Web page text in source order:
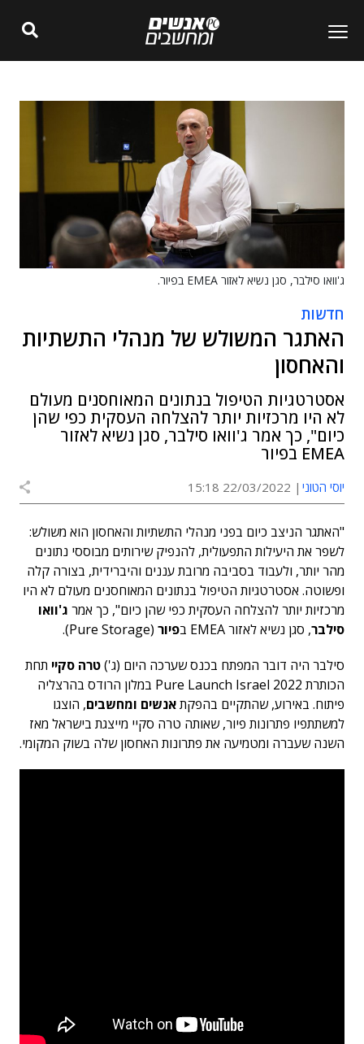
ג'וואו סילבר, סגן נשיא לאזור EMEA בפיור.
חדשות
האתגר המשולש של מנהלי התשתיות
והאחסון
אסטרטגיות הטיפול בנתונים המאוחסנים מעולם
לא היו מרכזיות יותר להצלחה העסקית כפי שהן
כיום", כך אמר ג'וואו סילבר, סגן נשיא לאזור
EMEA בפיור
יוסי הטוני 22/03/2022 15:18
"האתגר הניצב כיום בפני מנהלי התשתיות והאחסון הוא משולש:
לשפר את היעילות התפעולית, להנפיק שירותים מבוססי נתונים
מהר יותר, ולעבוד בסביבה מרובת עננים והיברידית, בצורה קלה
ופשוטה. אסטרטגיות הטיפול בנתונים המאוחסנים מעולם לא היו
מרכזיות יותר להצלחה העסקית כפי שהן כיום", כך אמר ג'וואו
סילבר, סגן נשיא לאזור EMEA ב פיור (Pure Storage).
סילבר היה דובר המפתח בכנס שערכה היום (ג')טרה סקיי תחת
הכותרת Pure Launch Israel 2022 במלון הרודס בהרצליה
פיתוח. באירוע, שהתקיים בהפקתאנשים ומחשבים, הוצגו
למשתתפיו פתרונות פיור, שאותה טרה סקיי מייצגת בישראל מאז
השנה שעברה ומטמיעה את פתרונות האחסון שלה בשוק המקומי.